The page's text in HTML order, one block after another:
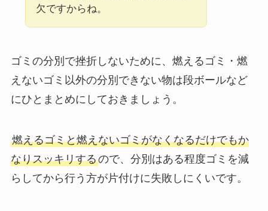
欠ですからね。
ゴミの分別で挫折しないために、燃えるゴミ・燃
えないゴミ以外の分別できない物は段ボールなど
にひとまとめにしておきましょう。
燃えるゴミと燃えないゴミがなくなるだけでもか
なりスッキリするので、分別はある程度ゴミを減
らしてから行う方が片付けに失敗しにくいです。